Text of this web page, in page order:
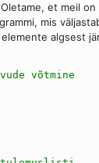
et meil
mis
algsest
võtmine